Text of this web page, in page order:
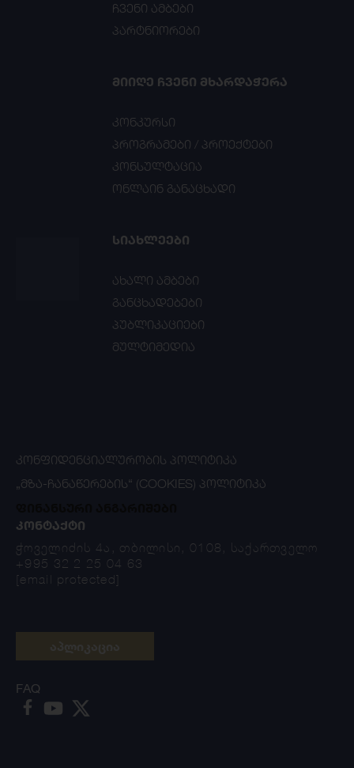
ჩვენი ამბები
პარტნიორები
ᲛᲘᲘᲦᲔ ᲩᲕᲔᲜᲘ ᲛᲮᲐᲠᲓᲐᲭᲔᲠᲐ
კონკურსი
პროგრამები / პროექტები
კონსულტაცია
ონლაინ განაცხადი
ᲡᲘᲐᲮᲚᲔᲔᲑᲘ
ახალი ამბები
განცხადებები
პუბლიკაციები
მულტიმედია
ᲙᲝᲜᲤᲘᲓᲔᲜᲪᲘᲐᲚᲣᲠᲝᲑᲘᲡ ᲞᲝᲚᲘᲢᲘᲙᲐ
„ᲛᲖᲐ-ᲩᲐᲜᲐᲬᲔᲠᲔᲑᲘᲡ“ (COOKIES) ᲞᲝᲚᲘᲢᲘᲙᲐ
ᲙᲝᲜᲢᲐᲥᲢᲘ
ჭოველიძის 4ა, თბილისი, 0108, საქართველო
+995 32 2 25 04 63
[email protected]
FAQ